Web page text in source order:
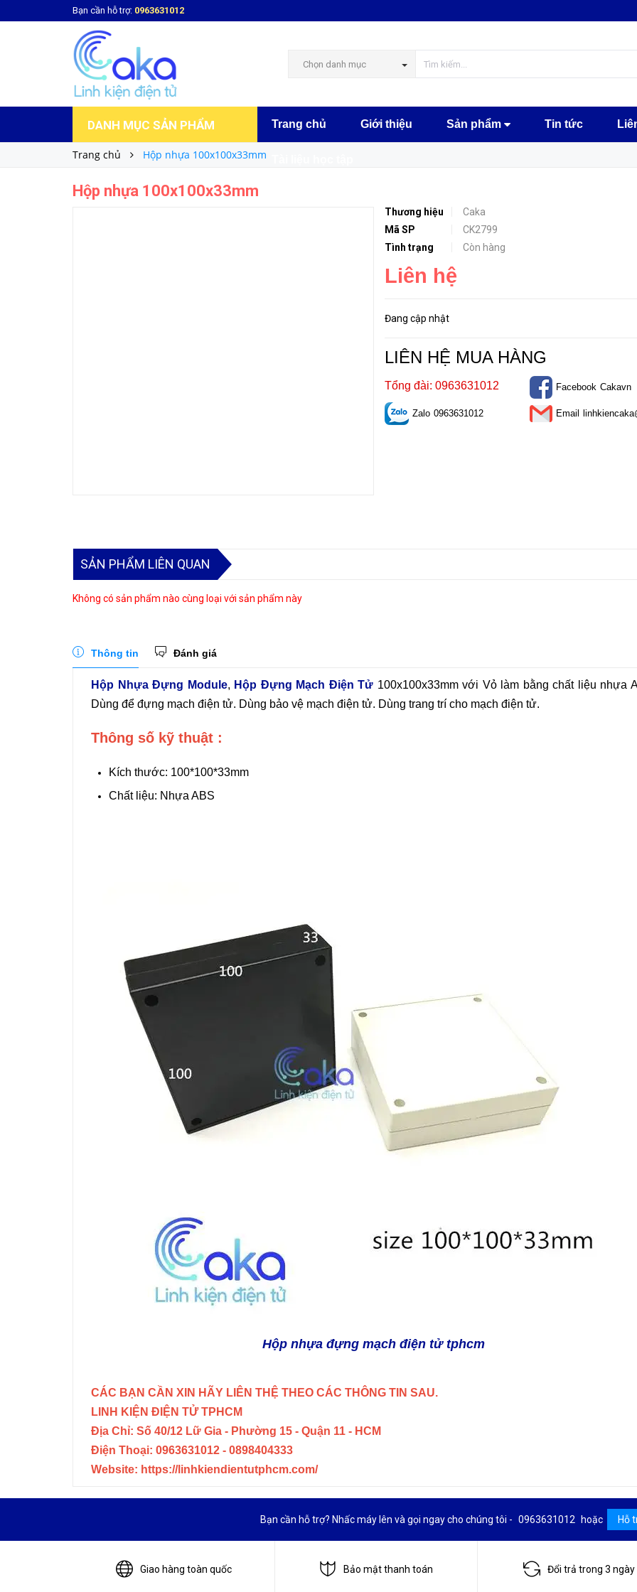
Bạn cần hỗ trợ: 0963631012
Chọn danh mục
DANH MỤC SẢN PHẨM Trang chủ Giới thiệu Sản phẩm Tin tức
Trang chủ Hộp nhựa 100x100x33mm
Hộp nhựa 100x100x33mm
Thương hiệu
Caka
Mã SP
CK2799
Tình trạng
Còn hàng
Liên hệ
Đang cập nhật
LIÊN HỆ MUA HÀNG
Tổng đài: 0963631012
Zalo 0963631012
Facebook Cakavn
Email
Hộp nhựa 100x100x33mm
HẾT
SẢN PHẨM LIÊN QUAN
Không có sản phẩm nào cùng loại với sản phẩm này
Thông tin Đánh giá
Hộp Nhựa Đựng Module, Hộp Đựng Mạch Điện Tử 100x100x33mm với Vỏ làm bằng chất liệu nhựa
Dùng để đựng mạch điện tử. Dùng bảo vệ mạch điện tử. Dùng trang trí cho mạch điện tử.
Thông số kỹ thuật :
Kích thước: 100*100*33mm
Chất liệu: Nhựa ABS
Hộp nhựa đựng mạch điện tử tphcm
CÁC BẠN CẦN XIN HÃY LIÊN THỆ THEO CÁC THÔNG TIN SAU.
LINH KIỆN ĐIỆN TỬ TPHCM
Địa Chỉ: Số 40/12 Lữ Gia - Phường 15 - Quận 11 - HCM
Điện Thoại: 0963631012 - 0898404333
Website: https://linhkiendientutphcm.com/
Bạn cần hỗ trợ? Nhấc máy lên và gọi ngay cho chúng tôi - 0963631012 hoặc Hỗ
Giao hàng toàn quốc Bảo mật thanh toán Đổi trả trong 3 ngày